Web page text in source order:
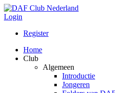
Login
Register
Home
Club
Algemeen
Introductie
Jongeren